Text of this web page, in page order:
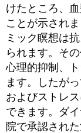
けたところ、
ことが示され
ミック瞑想は
られます。そ
心理的抑制、
ます。したが
およびストレ
できます。ダ
院で承認され